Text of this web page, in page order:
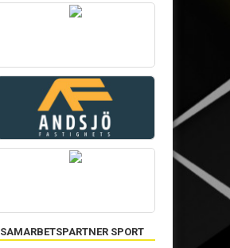
SAMARBETSPARTNER SPORT